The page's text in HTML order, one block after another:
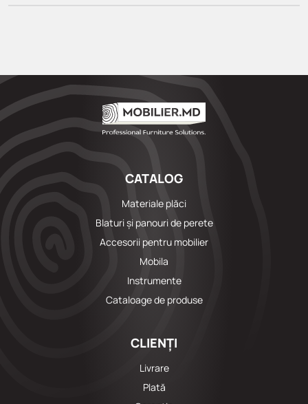
CATALOG
Materiale plăci
Blaturi și panouri de perete
Accesorii pentru mobilier
Mobila
Instrumente
Cataloage de produse
CLIENȚI
Livrare
Plată